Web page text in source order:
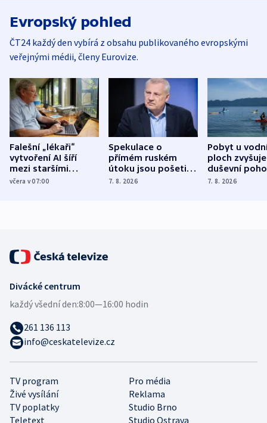
Evropský pohled
ČT24 každý den vybírá z obsahu publikovaného evropskými
veřejnými médii, členy Eurovize.
Falešní „lékaři“
vytvoření AI šíří
mezi staršími
Poláky nebezpečné
včera v 07:00
Spekulace o
přímém ruském
útoku jsou pošetilé,
míní estonský
7. 8. 2026
Pobyt u
ploch zvyšuje
duševní
ukázala
7. 8. 2026
TV program
Pro média
Živé vysílání
Reklama
TV poplatky
Studio Brno
Teletext
Studio Ostrava
Divácké centrum
každý všední den:8:00—16:00 hodin
261 136 113
info@ceskatelevize.cz